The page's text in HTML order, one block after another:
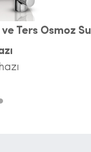
Ters Osmoz Su